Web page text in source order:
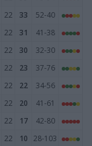
22 33
52-40
22 31
41-38
22 30
32-30
22 23
37-76
22 22
34-56
22 20
41-61
22 17
42-80
22 10 28-103